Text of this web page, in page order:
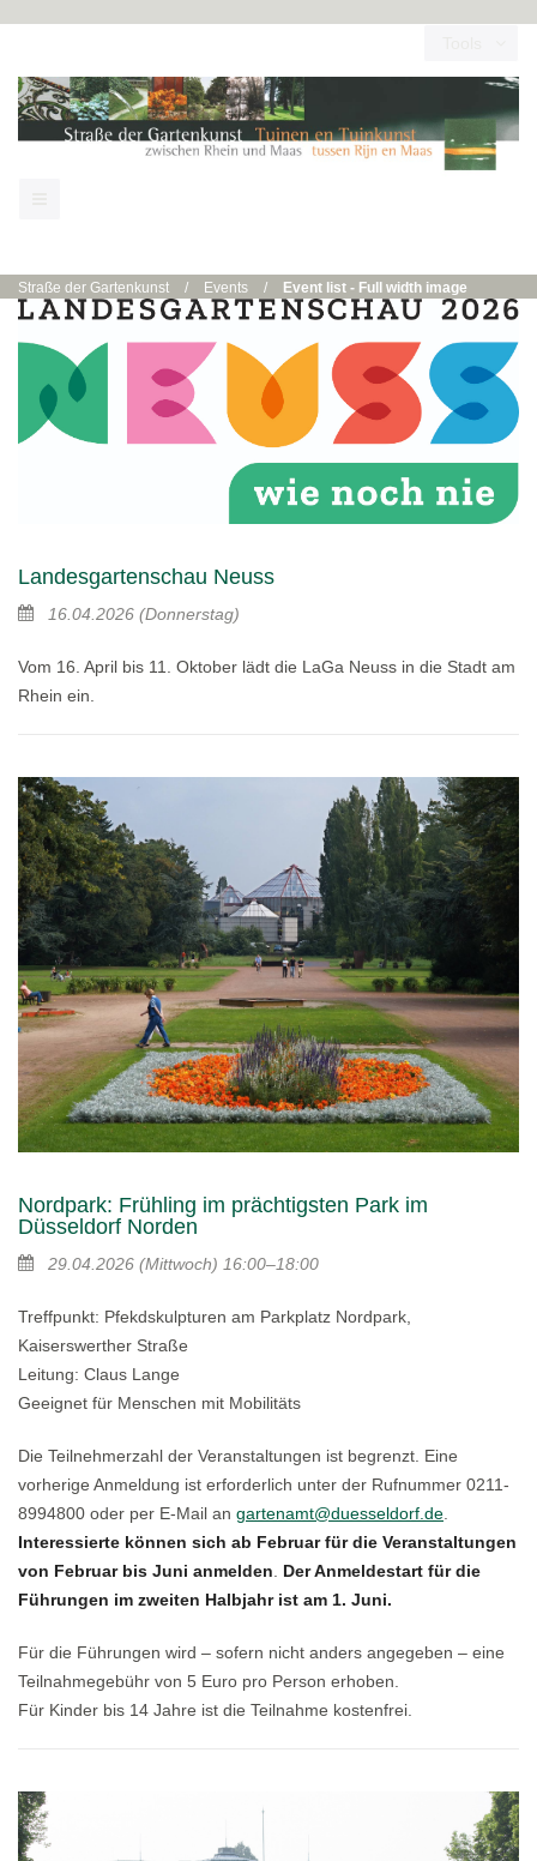
Straße der Gartenkunst / Events / Event list - Full width image
Landesgartenschau Neuss
16.04.2026 (Donnerstag)
Vom 16. April bis 11. Oktober lädt die LaGa Neuss in die Stadt am
Rhein ein.
Nordpark: Frühling im prächtigsten Park im
Düsseldorf Norden
29.04.2026 (Mittwoch) 16:00–18:00
Treffpunkt: Pfekdskulpturen am Parkplatz Nordpark,
Kaiserswerther Straße
Leitung: Claus Lange
Geeignet für Menschen mit Mobilitäts
Die Teilnehmerzahl der Veranstaltungen ist begrenzt. Eine
vorherige Anmeldung ist erforderlich unter der Rufnummer 0211-
8994800 oder per E-Mail an gartenamt@duesseldorf.de
Interessierte können sich ab Februar für die Veranstaltungen
von Februar bis Juni anmelden
Der Anmeldestart für die
Führungen im zweiten Halbjahr ist am 1. Juni.
Für die Führungen wird – sofern nicht anders angegeben – eine
Teilnahmegebühr von 5 Euro pro Person erhoben.
Für Kinder bis 14 Jahre ist die Teilnahme kostenfrei.